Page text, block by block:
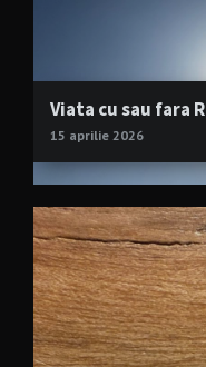
Viata cu sau fara R
15 aprilie 2026